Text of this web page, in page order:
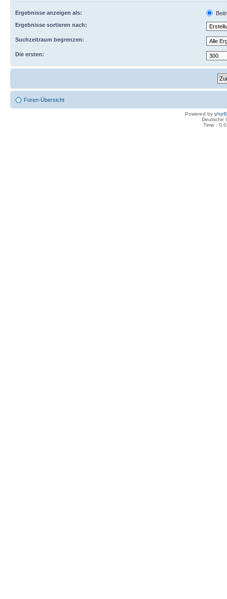
Ergebnisse anzeigen als:
Ergebnisse sortieren nach:
Suchzeitraum begrenzen:
Die ersten:
Foren-Übersicht
Powered by
Deutsche
Time :